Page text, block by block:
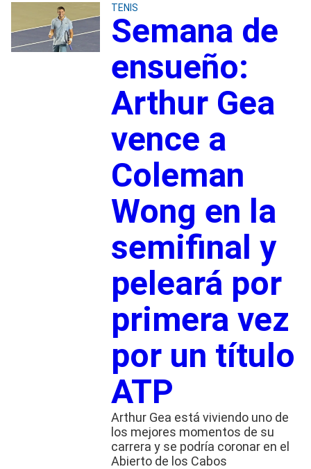
TENIS
Semana de
ensueño:
Arthur Gea
vence a
Coleman
Wong en la
semifinal y
peleará por
primera vez
por un título
ATP
Arthur Gea está viviendo uno de
los mejores momentos de su
carrera y se podría coronar en el
Abierto de los Cabos